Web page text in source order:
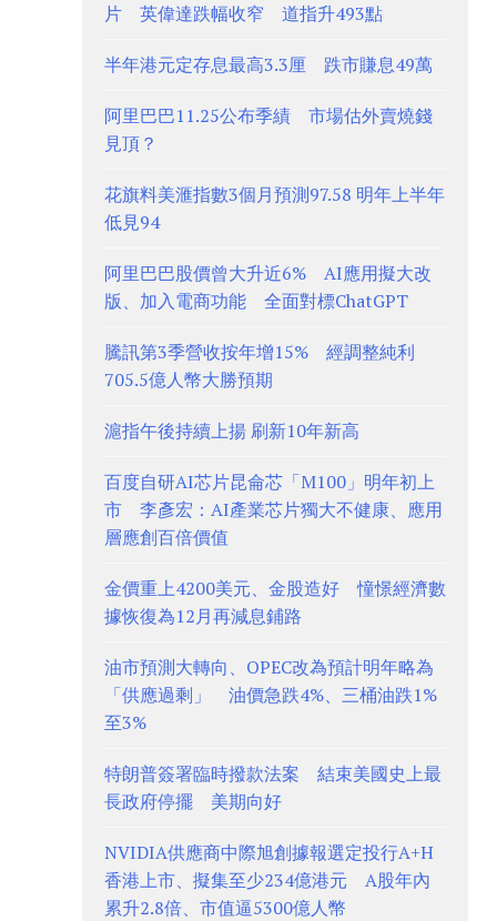
片 英偉達跌幅收窄 道指升493點
半年港元定存息最高3.3厘 跌市賺息49萬
阿里巴巴11.25公布季績 市場估外賣燒錢
見頂？
花旗料美滙指數3個月預測97.58 明年上半年
低見94
阿里巴巴股價曾大升近6% AI應用擬大改
版、加入電商功能 全面對標ChatGPT
騰訊第3季營收按年增15% 經調整純利
705.5億人幣大勝預期
滬指午後持續上揚 刷新10年新高
百度自研AI芯片昆侖芯「M100」明年初上
市 李彥宏：AI產業芯片獨大不健康、應用
層應創百倍價值
金價重上4200美元、金股造好 憧憬經濟數
據恢復為12月再減息鋪路
油市預測大轉向、OPEC改為預計明年略為
「供應過剩」 油價急跌4%、三桶油跌1%
至3%
特朗普簽署臨時撥款法案 結束美國史上最
長政府停擺 美期向好
NVIDIA供應商中際旭創據報選定投行A+H
香港上市、擬集至少234億港元 A股年內
累升2.8倍、市值逼5300億人幣